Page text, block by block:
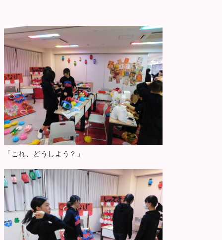
「これ、どうしよう？」